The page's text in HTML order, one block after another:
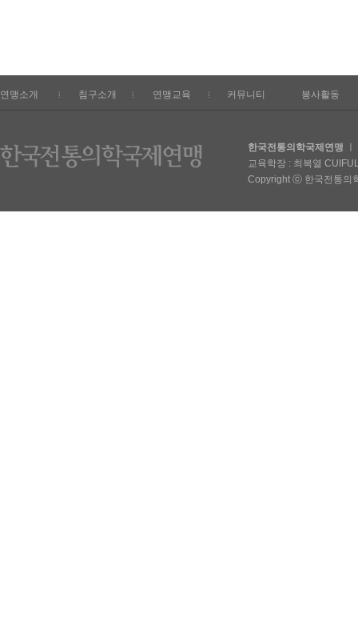
연맹소개 침구소개 연맹교육 커뮤니티 봉사활동
한국전통의학국제연맹
교육학장 : 최복열
Copyright ⓒ 한국전통의